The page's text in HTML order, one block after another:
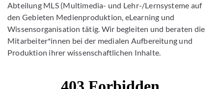
Abteilung MLS (Multimedia- und Lehr-/Lernsysteme auf
den Gebieten Medienproduktion, eLearning und
Wissensorganisation tätig. Wir begleiten und beraten die
Mitarbeiter*innen bei der medialen Aufbereitung und
Produktion ihrer wissenschaftlichen Inhalte.